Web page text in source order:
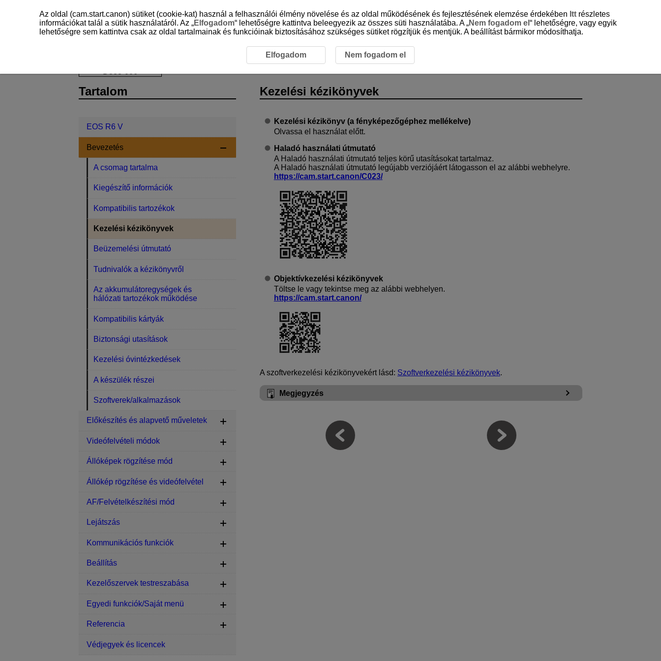
Kezelési kézikönyvek
Kezelési kézikönyvek
Kezelési kézikönyv (a fényképezőgéphez mellékelve)
Olvassa el használat előtt.
Haladó használati útmutató
A Haladó használati útmutató teljes körű utasításokat tartalmaz.
A Haladó használati útmutató legújabb verziójáért látogasson el az alábbi webhelyre.
https://cam.start.canon/C023/
Objektívkezelési kézikönyvek
Töltse le vagy tekintse meg az alábbi webhelyen.
https://cam.start.canon/
A szoftverkezelési kézikönyvekért lásd: Szoftverkezelési kézikönyvek.
Megjegyzés
Tartalom
EOS R6 V
Bevezetés
A csomag tartalma
Kiegészítő információk
Kompatibilis tartozékok
Kezelési kézikönyvek
Beüzemelési útmutató
Tudnivalók a kézikönyvről
Az akkumulátoregységek és
hálózati tartozékok működése
Kompatibilis kártyák
Biztonsági utasítások
Kezelési óvintézkedések
A készülék részei
Szoftverek/alkalmazások
Előkészítés és alapvető műveletek
Videófelvételi módok
Állóképek rögzítése mód
Állókép rögzítése és videófelvétel
AF/Felvételkészítési mód
Lejátszás
Kommunikációs funkciók
Beállítás
Kezelőszervek testreszabása
Egyedi funkciók/Saját menü
Referencia
Védjegyek és licencek
Az oldal (cam.start.canon) sütiket (cookie-kat) használ a felhasználói élmény növelése és az oldal működésének és fejlesztésének elemzése érdekében Itt részletes
információkat talál a sütik használatáról. Az „Elfogadom“ lehetőségre kattintva beleegyezik az összes süti használatába. A „Nem fogadom el “ lehetőségre, vagy egyik
lehetőségre sem kattintva csak az oldal tartalmainak és funkcióinak biztosításához szükséges sütiket rögzítjük és mentjük. A beállítást bármikor módosíthatja.
Elfogadom Nem fogadom el